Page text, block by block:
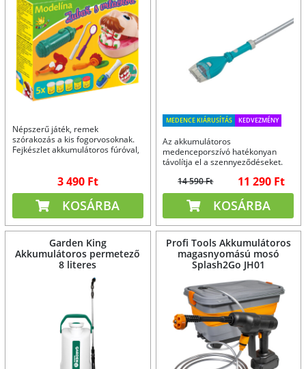
Népszerű játék, remek
szórakozás a kis fogorvosoknak.
Fejkészlet akkumulátoros fúróval,
3 490 Ft
KOSÁRBA
MEDENCE KIÁRUSÍTÁS KEDVEZMÉNY
Az akkumulátoros
medenceporszívó hatékonyan
távolítja el a szennyeződéseket.
14 590 Ft
11 290 Ft
KOSÁRBA
Garden King
Akkumulátoros permetező
8 literes
Profi Tools Akkumulátoros
magasnyomású mosó
Splash2Go JH01